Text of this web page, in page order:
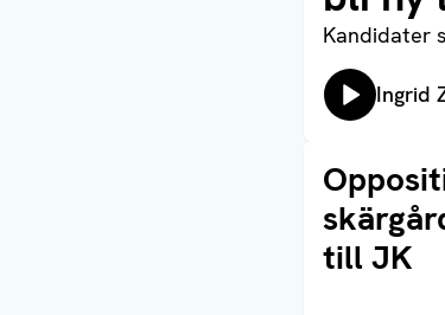
Kandidater
Ingrid
till JK
Läs artikel